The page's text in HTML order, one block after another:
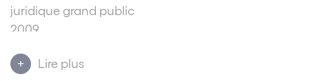
juridique grand public
2009
Juriste stagiaire
CAISSE NATIONALE DES CAISSES D’EPARGNE –
Lire plus